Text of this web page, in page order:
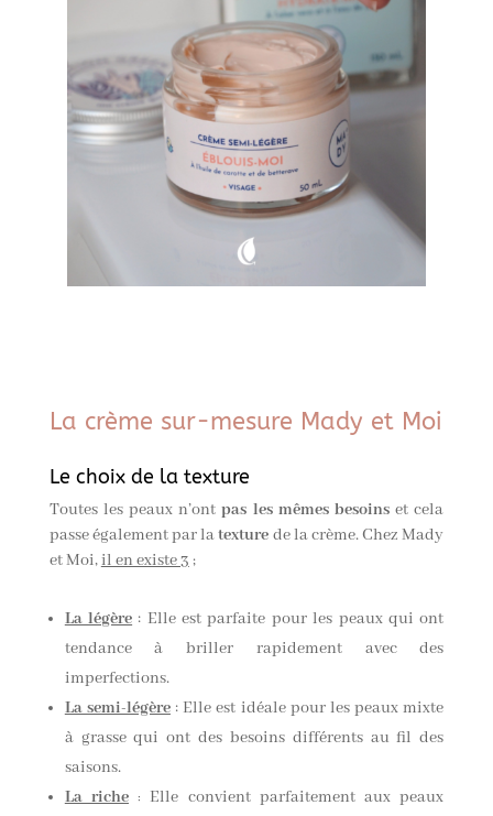
La crème sur-mesure Mady et Moi
Le choix de la texture
Toutes les peaux n’ontpas les mêmes besoinset cela
passe également par latexture de la crème. Chez Mady
et Moi,il en existe 3 ;
La légère : Elle est parfaite pour les peaux qui ont
tendance à briller rapidement avec des
imperfections.
La semi-légère: Elle est idéale pour les peaux mixte
à grasse qui ont des besoins différents au fil des
saisons.
La riche : Elle convient parfaitement aux peaux